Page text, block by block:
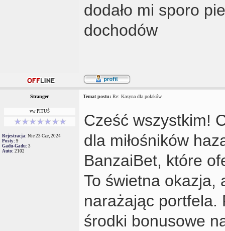
dodało mi sporo
dochodów
Stranger Temat postu: Re: Kasyna dla polaków
vw PITUŚ
Rejestracja: Nie 23 Cze, 2024
Posty: 9
Gadu-Gadu: 3
Auto: 2102
Cześć wszystkim!
dla miłośników
BanzaiBet, które
To świetna okazja,
narażając portfela.
środki bonusowe